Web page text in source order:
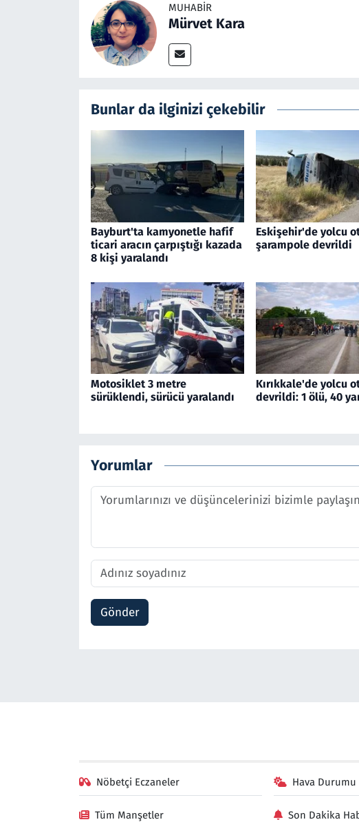
MUHABIR
Mürvet Kara
Bunlar da ilginizi çekebilir
Bayburt'ta kamyonetle hafif
ticari aracın çarpıştığı kazada
8 kişi yaralandı
Eskişehir'de yolcu
şarampole devrildi
Motosiklet 3 metre
sürüklendi, sürücü yaralandı
Kırıkkale'de yolcu
devrildi: 1 ölü, 40
Yorumlar
Gönder
Nöbetçi Eczaneler Hava Durumu
Tüm Manşetler Son Dakika